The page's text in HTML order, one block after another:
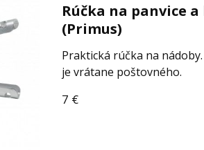
Rúčka na panvice
(Primus)
Praktická rúčka na
je vrátane poštovného.
7 €